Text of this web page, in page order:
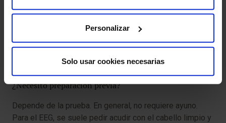
Personalizar
Solo usar cookies necesarias
¿Los estudios neurofisiológicos duelen?
No. La mayoría de las pruebas son no invasivas e
indoloras. Algunas, como la electromiografía, pueden
causar una leve molestia momentánea.
¿Necesito preparación previa?
Depende de la prueba. En general, no requiere ayuno.
Para el EEG, se suele pedir acudir con el cabello limpio y